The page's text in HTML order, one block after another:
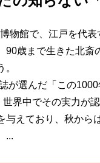
館で、江戸を代表
歳まで生きた北斎
選んだ「この1000
界中でその実力が
えており、秋から
...